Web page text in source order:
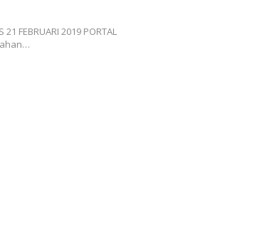
21 FEBRUARI 2019 PORTAL